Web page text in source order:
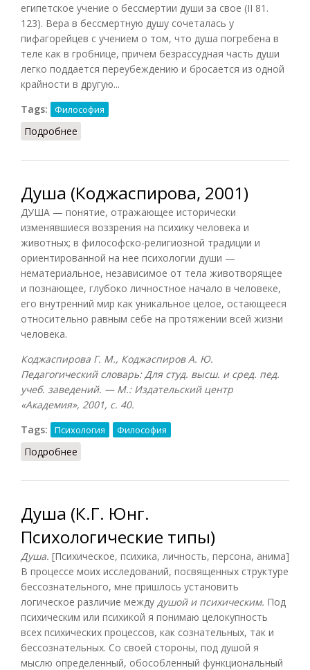
египетское учение о бессмертии души за свое (II 81.
123). Вера в бессмертную душу сочеталась у
пифагорейцев с учением о том, что душа погребена в
теле как в гробнице, причем безрассудная часть души
легко поддается переубеждению и бросается из одной
крайности в другую...
Tags:
Философия
Подробнее
Душа (Коджаспирова, 2001)
ДУША — понятие, отражающее исторически
изменявшиеся воззрения на психику человека и
животных; в философско-религиозной традиции и
ориентированной на нее психологии души —
нематериальное, независимое от тела животворящее
и познающее, глубоко личностное начало в человеке,
его внутренний мир как уникальное целое, остающееся
относительно равным себе на протяжении всей жизни
человека.
Коджаспирова Г. М., Коджаспиров А. Ю.
Педагогический словарь: Для студ. высш. и сред. пед.
учеб. заведений. — М.: Издательский центр
«Академия», 2001, с. 40.
Tags:
Психология Философия
Подробнее
Душа (К.Г. Юнг.
Психологические типы)
Душа. [Психическое, психика, личность, персона, анима]
В процессе моих исследований, посвященных структуре
бессознательного, мне пришлось установить
логическое различие между душой и психическим. Под
психическим или психикой я понимаю целокупность
всех психических процессов, как сознательных, так и
бессознательных. Со своей стороны, под душой я
мыслю определенный, обособленный функциональный